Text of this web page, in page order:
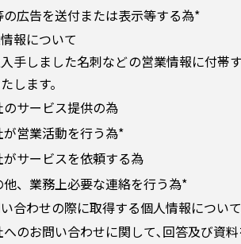
の広告を送付または表示等する為*
報について
手しました名刺などの営業情報に付帯
します。
のサービス提供の為
が営業活動を行う為*
がサービスを依頼する為
他、業務上必要な連絡を行う為*
合わせの際に取得する個人情報につい
へのお問い合わせに関して､回答及び資